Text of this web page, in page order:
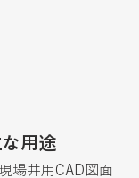
用途
場井用CAD図面